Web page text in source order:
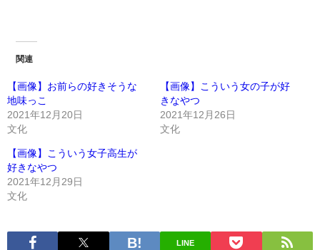
関連
【画像】お前らの好きそうな
地味っこ
2021年12月20日
文化
【画像】こういう女の子が好
きなやつ
2021年12月26日
文化
【画像】こういう女子高生が
好きなやつ
2021年12月29日
文化
LINE